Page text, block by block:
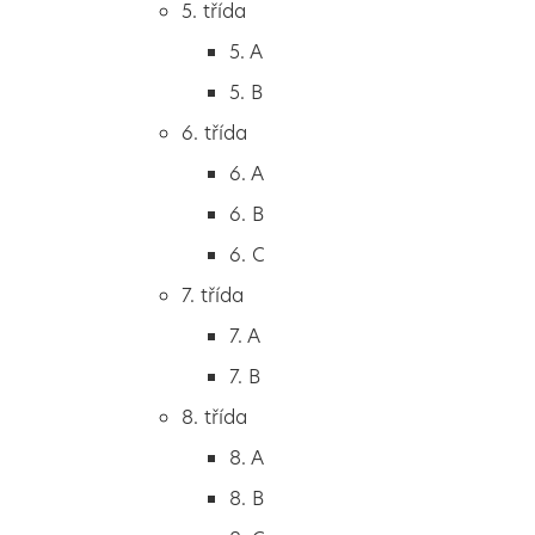
2. B
3. A
4. A
5. A
5. třída
5. A
5. B
6. třída
6. A
6. B
6. C
7. třída
7. A
7. B
8. třída
8. A
8. B